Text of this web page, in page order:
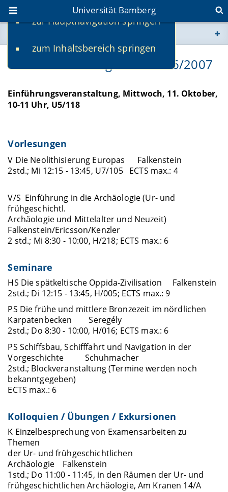
zur Hauptnavigation springen
zum Inhaltsbereich springen
Universität Bamberg
www.uni-bamberg.de
fis.uni-bamberg.de
Lehrveranstaltungen WS 2006/2007
Einführungsveranstaltung, Mittwoch, 11. Oktober,
10-11 Uhr, U5/118
Vorlesungen
V Die Neolithisierung Europas Falkenstein
2std.; Mi 12:15 - 13:45, U7/105 ECTS max.: 4
V/S Einführung in die Archäologie (Ur- und
frühgeschichtl.
Archäologie und Mittelalter und Neuzeit)
Falkenstein/Ericsson/Kenzler
2 std.; Mi 8:30 - 10:00, H/218; ECTS max.: 6
Seminare
HS Die spätkeltische Oppida-Zivilisation Falkenstein
2std.; Di 12:15 - 13:45, H/005; ECTS max.: 9
PS Die frühe und mittlere Bronzezeit im nördlichen
Karpatenbecken Seregély
2std.; Do 8:30 - 10:00, H/016; ECTS max.: 6
PS Schiffsbau, Schifffahrt und Navigation in der
Vorgeschichte Schuhmacher
2std.; Blockveranstaltung (Termine werden noch
bekanntgegeben)
ECTS max.: 6
Kolloquien / Übungen / Exkursionen
K Einzelbesprechung von Examensarbeiten zu
Themen
der Ur- und frühgeschichtlichen
Archäologie Falkenstein
1std.; Do 11:00 - 11:45, in den Räumen der Ur- und
frühgeschichtlichen Archäologie, Am Kranen 14/A